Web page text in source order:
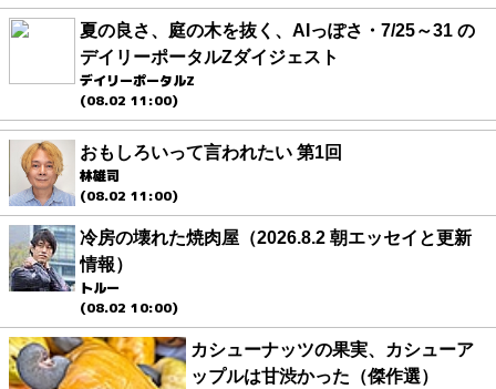
夏の良さ、庭の木を抜く、AIっぽさ・7/25～31 の
デイリーポータルZダイジェスト
デイリーポータルZ
(08.02 11:00)
おもしろいって言われたい 第1回
林雄司
(08.02 11:00)
冷房の壊れた焼肉屋（2026.8.2 朝エッセイと更新
情報）
トルー
(08.02 10:00)
カシューナッツの果実、カシューア
ップルは甘渋かった（傑作選）